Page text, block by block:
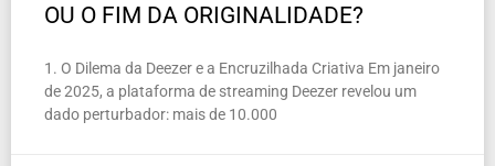
OU O FIM DA ORIGINALIDADE?
1. O Dilema da Deezer e a Encruzilhada Criativa Em janeiro
de 2025, a plataforma de streaming Deezer revelou um
dado perturbador: mais de 10.000